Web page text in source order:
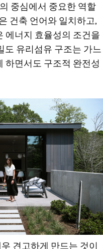
중심에서 중요한 역할
건축 언어와 일치하고,
에너지 효율성의 조건을
도 유리섬유 구조는 가느
하면서도 구조적 완전성
견고하게 만드는 것이